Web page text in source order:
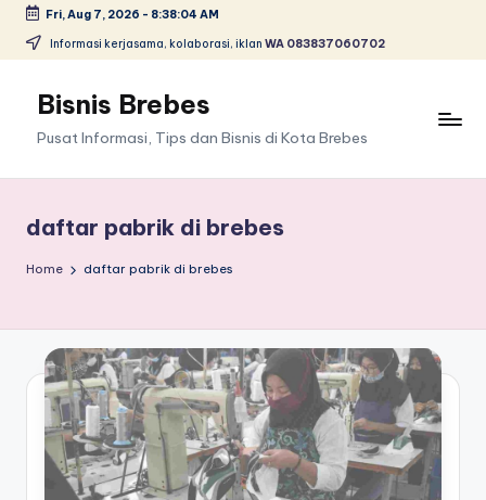
Skip
content
Fri, Aug 7, 2026 - 8:38:04 AM
Informasi kerjasama, kolaborasi, iklan WA 083837060702
Bisnis Brebes
Pusat Informasi, Tips dan Bisnis di Kota Brebes
daftar pabrik di brebes
Home daftar pabrik di brebes